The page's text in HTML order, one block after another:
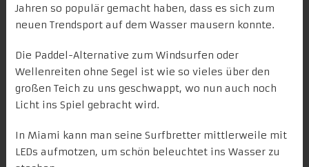
Jahren so populär gemacht haben, dass es sich zum
neuen Trendsport auf dem Wassermausern konnte.
Die Paddel-Alternative zum Windsurfen oder
Wellenreiten ohne Segel ist wie so vieles über den
großen Teich zu uns geschwappt, wo nun auch noch
Licht ins Spiel gebracht wird.
In Miami kann man seine Surfbretter mittlerweile mit
LEDs aufmotzen, um schön beleuchtet ins Wasser zu